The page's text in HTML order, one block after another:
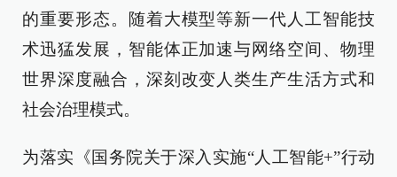
的重要形态。随着大模型等新一代人工智能技
术迅猛发展，智能体正加速与网络空间、物理
世界深度融合，深刻改变人类生产生活方式和
社会治理模式。
为落实《国务院关于深入实施“人工智能+”行动